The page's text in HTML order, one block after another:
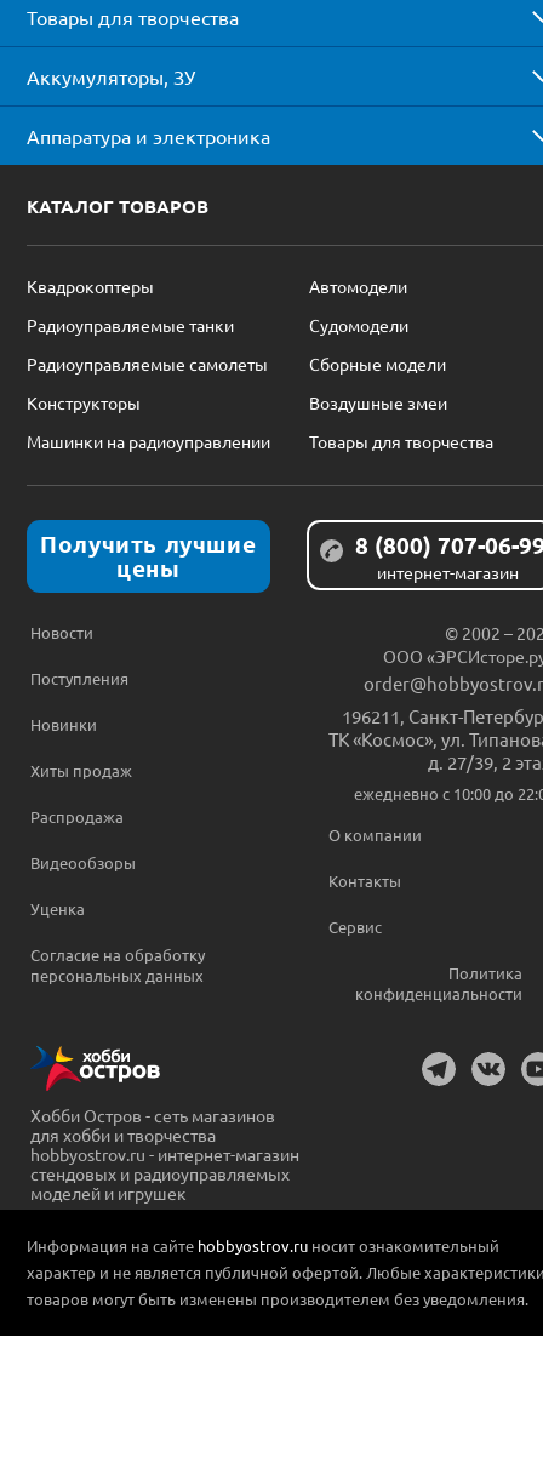
Товары для творчества
Аккумуляторы, ЗУ
Аппаратура и электроника
КАТАЛОГ ТОВАРОВ
Квадрокоптеры
Автомодели
Радиоуправляемые танки
Судомодели
Радиоуправляемые самолеты
Сборные модели
Конструкторы
Воздушные змеи
Машинки на радиоуправлении
Товары для творчества
Получить лучшие
цены
8 (800) 707-06-
интернет-магазин
Новости
Поступления
Новинки
Хиты продаж
Распродажа
Видеообзоры
Уценка
Согласие на обработку
персональных данных
© 2002 –
ООО
196211 Санкт-
ТК «Космос», ул.
д. 27/39, 2
ежедневно c 10:00 до
О компании
Контакты
Сервис
Политика
конфиденциальности
Хобби Остров - сеть магазинов
для хобби и творчества
hobbyostrov.ru - интернет-магазин
стендовых и радиоуправляемых
моделей и игрушек
Информация на сайте hobbyostrov.ru носит ознакомительный
характер и не является публичной офертой. Любые
товаров могут быть изменены производителем без уведомления.